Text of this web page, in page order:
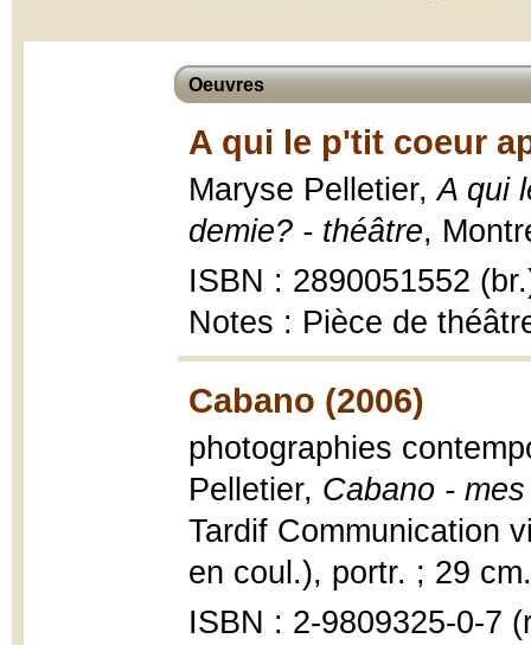
Oeuvres
A qui le p'tit coeur
Maryse Pelletier,A qui
demie? - théâtre,
ISBN : 2890051552
Notes : Pièce de
Cabano (2006)
photographies
Pelletier, Cabano -
Tardif Communication
en coul.), portr. ; 29 cm.
ISBN : 2-9809325-0-7